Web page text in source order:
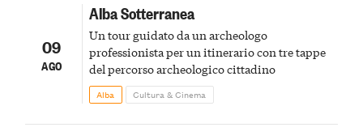
09
AGO
Alba Sotterranea
Un tour guidato da un archeologo
professionista per un itinerario con tre tappe
del percorso archeologico cittadino
Alba Cultura & Cinema